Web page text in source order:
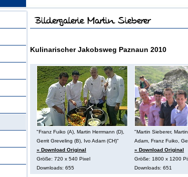
Kulinarischer Jakobsweg Paznaun 2010
"Franz Fuiko (A), Martin Herrmann (D),
Gerrit Greveling (B), Ivo Adam (CH)"
» Download Original
Größe: 720 x 540 Pixel
Downloads: 655
"Martin Sieberer,
Adam, Franz Fuiko,
» Download Original
Größe: 1800 x 1200
Downloads: 651